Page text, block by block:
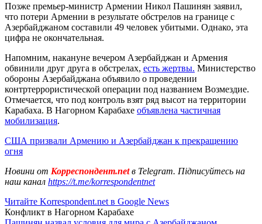
Позже премьер-министр Армении Никол Пашинян заявил,
что потери Армении в результате обстрелов на границе с
Азербайджаном составили 49 человек убитыми. Однако, эта
цифра не окончательная.
Напомним, накануне вечером Азербайджан и Армения
обвинили друг друга в обстрелах, есть жертвы. Министерство
обороны Азербайджана объявило о проведении
контртеррористической операции под названием Возмездие.
Отмечается, что под контроль взят ряд высот на территории
Карабаха. В Нагорном Карабахе объявлена частичная
мобилизация.
США призвали Армению и Азербайджан к прекращению
огня
Новини от Корреспондент.netв Telegram. Підписуйтесь на
наш канал https://t.me/korrespondentnet
Читайте Korrespondent.net в Google News
Конфликт в Нагорном Карабахе